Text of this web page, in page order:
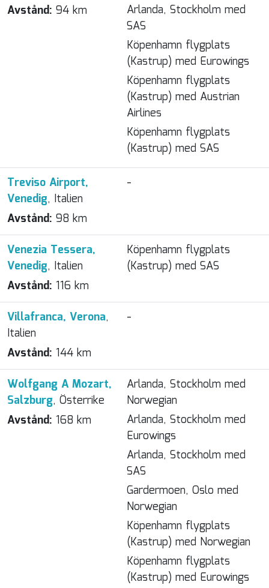
Avstånd: 94 km
Arlanda, Stockholm med
SAS
Köpenhamn flygplats
(Kastrup) med Eurowings
Köpenhamn flygplats
(Kastrup) med Austrian
Airlines
Köpenhamn flygplats
(Kastrup) med SAS
Treviso Airport,
Venedig, Italien
Avstånd: 98 km
-
Venezia Tessera,
Venedig, Italien
Avstånd: 116 km
Köpenhamn flygplats
(Kastrup) med SAS
Villafranca, Verona,
Italien
Avstånd: 144 km
-
Wolfgang A Mozart,
Salzburg, Österrike
Avstånd: 168 km
Arlanda, Stockholm med
Norwegian
Arlanda, Stockholm med
Eurowings
Arlanda, Stockholm med
SAS
Gardermoen, Oslo med
Norwegian
Köpenhamn flygplats
(Kastrup) med Norwegian
Köpenhamn flygplats
(Kastrup) med Eurowings